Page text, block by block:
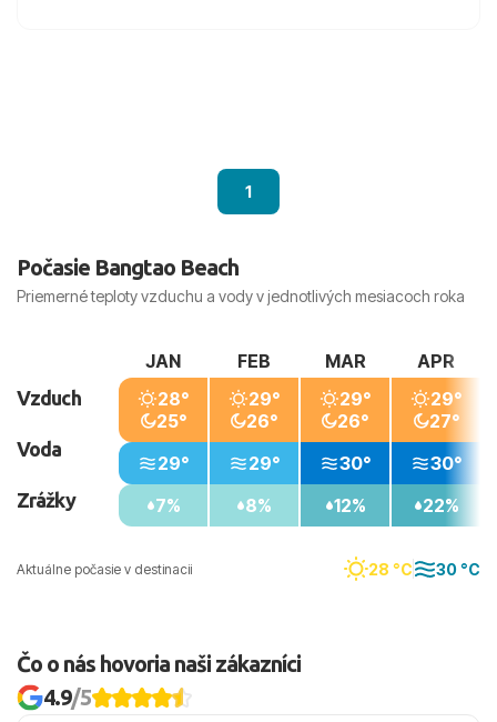
1
Počasie Bangtao Beach
Priemerné teploty vzduchu a vody v jednotlivých mesiacoch roka
Aktuálne počasie v destinacii 28 °C 30 °C
Vzduch
Voda
Zrážky
JAN
28°
25°
29°
7%
FEB
29°
26°
29°
8%
MAR
29°
26°
30°
12%
APR
29°
27°
30°
22%
Čo o nás hovoria naši zákazníci
4.9/5